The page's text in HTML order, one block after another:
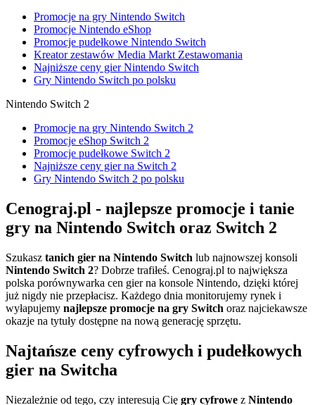
Promocje na gry Nintendo Switch
Promocje Nintendo eShop
Promocje pudełkowe Nintendo Switch
Kreator zestawów Media Markt Zestawomania
Najniższe ceny gier Nintendo Switch
Gry Nintendo Switch po polsku
Nintendo Switch 2
Promocje na gry Nintendo Switch 2
Promocje eShop Switch 2
Promocje pudełkowe Switch 2
Najniższe ceny gier na Switch 2
Gry Nintendo Switch 2 po polsku
Cenograj.pl - najlepsze promocje i tanie
gry na Nintendo Switch oraz Switch 2
Szukasz tanich gier na Nintendo Switch lub najnowszej konsoli
Nintendo Switch 2? Dobrze trafiłeś. Cenograj.pl to największa
polska porównywarka cen gier na konsole Nintendo, dzięki której
już nigdy nie przepłacisz. Każdego dnia monitorujemy rynek i
wyłapujemy najlepsze promocje na gry Switch oraz najciekawsze
okazje na tytuły dostępne na nową generację sprzętu.
Najtańsze ceny cyfrowych i pudełkowych
gier na Switcha
Niezależnie od tego, czy interesują Cię gry cyfrowe z Nintendo